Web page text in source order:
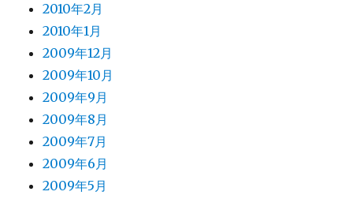
2010年2月
2010年1月
2009年12月
2009年10月
2009年9月
2009年8月
2009年7月
2009年6月
2009年5月